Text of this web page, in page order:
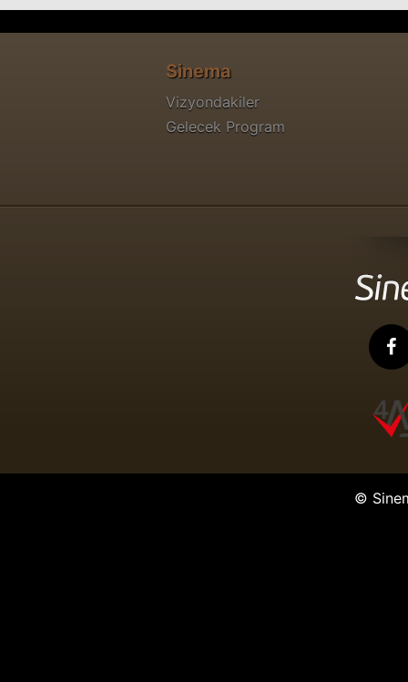
Sinema
Vizyondakiler
Gelecek Program
©